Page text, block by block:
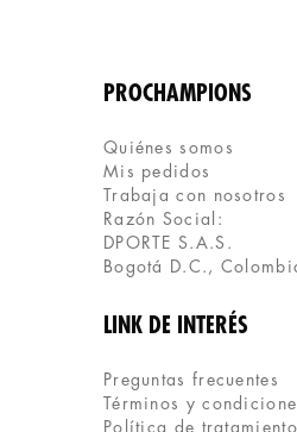
PROCHAMPIONS
Quiénes somos
Mis pedidos
Trabaja con nosotros
Razón Social:
DPORTE S.A.S.
Bogotá D.C.,
LINK DE INTERÉS
Preguntas frecuentes
Términos y
Política de